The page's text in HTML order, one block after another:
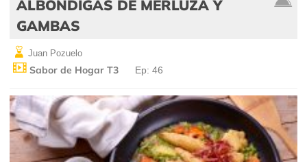
ALBÓNDIGAS DE MERLUZA Y
GAMBAS
Juan Pozuelo
Sabor de Hogar T3 Ep: 46